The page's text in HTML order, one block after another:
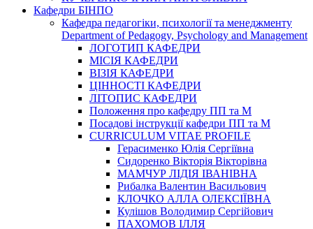
Кафедри БІНПО
Кафедра педагогіки, психології та менеджменту
Department of Pedagogy, Psychology and Management
ЛОГОТИП КАФЕДРИ
МІСІЯ КАФЕДРИ
ВІЗІЯ КАФЕДРИ
ЦІННОСТІ КАФЕДРИ
ЛІТОПИС КАФЕДРИ
Положення про кафедру ПП та М
Посадові інструкції кафедри ПП та М
CURRICULUM VITAE PROFILE
Герасименко Юлія Сергіївна
Сидоренко Вікторія Вікторівна
МАМЧУР ЛІДІЯ ІВАНІВНА
Рибалка Валентин Васильович
КЛОЧКО АЛЛА ОЛЕКСІЇВНА
Кулішов Володимир Сергійович
ПАХОМОВ ІЛЛЯ